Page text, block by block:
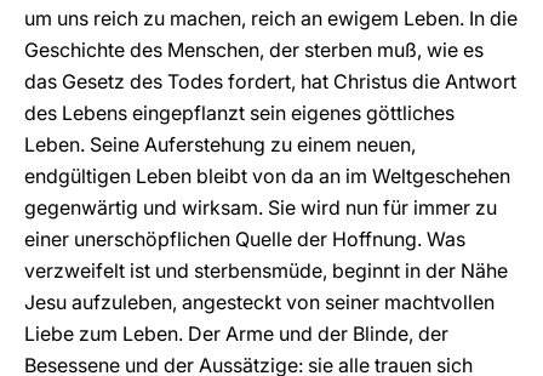
um uns reich zu machen, reich an ewigem Leben. In die
Geschichte des Menschen, der sterben muß, wie es
das Gesetz des Todes fordert, hat Christus die Antwort
des Lebens eingepflanzt sein eigenes göttliches
Leben. Seine Auferstehung zu einem neuen,
endgültigen Leben bleibt von da an im Weltgeschehen
gegenwärtig und wirksam. Sie wird nun für immer zu
einer unerschöpflichen Quelle der Hoffnung. Was
verzweifelt ist und sterbensmüde, beginnt in der Nähe
Jesu aufzuleben, angesteckt von seiner machtvollen
Liebe zum Leben. Der Arme und der Blinde, der
Besessene und der Aussätzige: sie alle trauen sich